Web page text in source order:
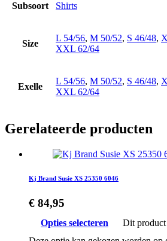
Subsoort Shirts
Size
L 54/56, M 50/52, S 46/48,
XXL 62/64
Exelle
L 54/56, M 50/52, S 46/48,
XXL 62/64
Gerelateerde producten
Kj Brand Susie XS 25350 6046
€ 84,95
Opties selecteren
Dit product